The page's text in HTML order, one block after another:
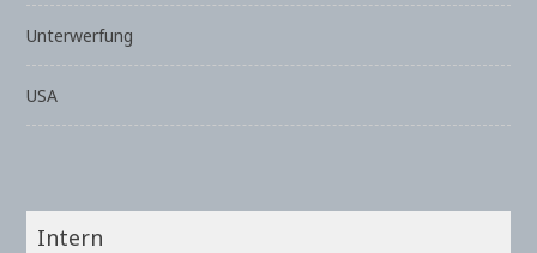
Unterwerfung
USA
Intern